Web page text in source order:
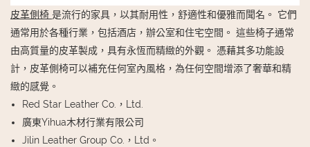
皮革側椅 是流行的家具，以其耐用性，舒適性和優雅而聞名。 它們
通常用於各種行業，包括酒店，辦公室和住宅空間。 這些椅子通常
由高質量的皮革製成，具有永恆而精緻的外觀。 憑藉其多功能設
計，皮革側椅可以補充任何室內風格，為任何空間增添了奢華和精
緻的感覺。
Red Star Leather Co.，Ltd.
廣東Yihua木材行業有限公司
Jilin Leather Group Co.，Ltd。